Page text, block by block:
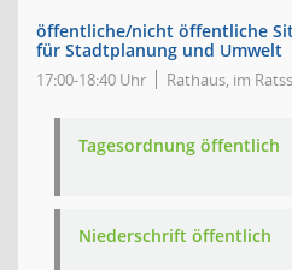
öffentliche/nicht öffentliche
für Stadtplanung und Umwelt
17:00-18:40 Uhr Rathaus, im
Tagesordnung öffentlich
Niederschrift öffentlich